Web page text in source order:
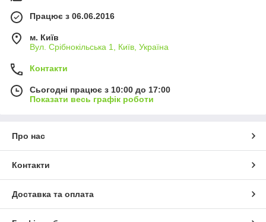
Працює з 06.06.2016
м. Київ
Вул. Срібнокільська 1, Київ, Україна
Контакти
Сьогодні працює з 10:00 до 17:00
Показати весь графік роботи
Про нас
Контакти
Доставка та оплата